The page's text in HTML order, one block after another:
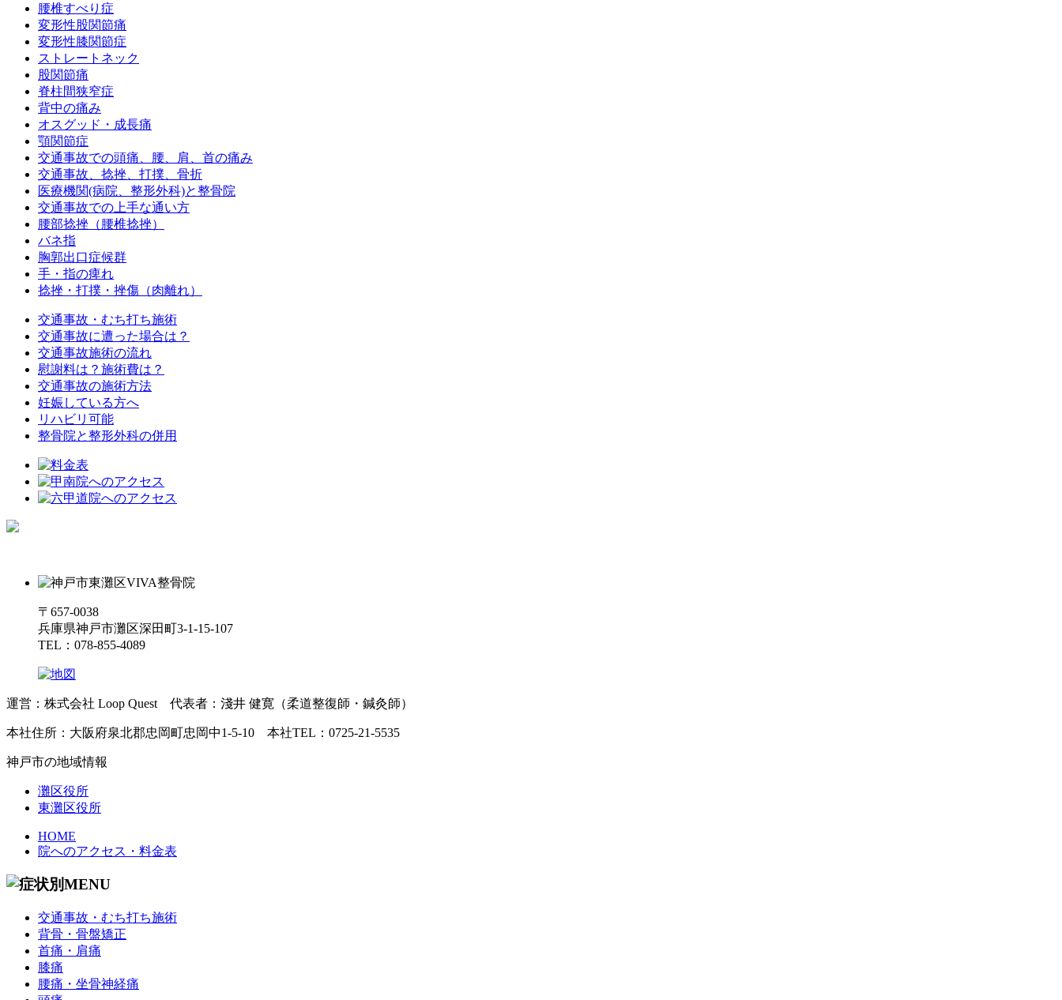
腰椎すべり症
変形性股関節痛
変形性膝関節症
ストレートネック
股関節痛
脊柱間狭窄症
背中の痛み
オスグッド・成長痛
顎関節症
交通事故での頭痛、腰、肩、首の痛み
交通事故、捻挫、打撲、骨折
医療機関(病院、整形外科)と整骨院
交通事故での上手な通い方
腰部捻挫（腰椎捻挫）
バネ指
胸郭出口症候群
手・指の痺れ
捻挫・打撲・挫傷（肉離れ）
交通事故・むち打ち施術
交通事故に遭った場合は？
交通事故施術の流れ
慰謝料は？施術費は？
交通事故の施術方法
妊娠している方へ
リハビリ可能
整骨院と整形外科の併用
〒657-0038
兵庫県神戸市灘区深田町3-1-15-107
TEL：078-855-4089
運営：株式会社 Loop Quest 代表者：淺井 健寛（柔道整復師・鍼灸師）
本社住所：大阪府泉北郡忠岡町忠岡中1-5-10 本社TEL：0725-21-5535
神戸市の地域情報
灘区役所
東灘区役所
HOME
院へのアクセス・料金表
交通事故・むち打ち施術
背骨・骨盤矯正
首痛・肩痛
膝痛
腰痛・坐骨神経痛